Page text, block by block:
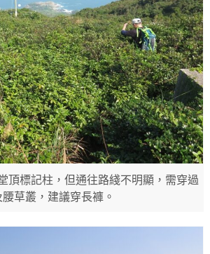
頂標記柱，但通往路綫不明顯，需穿過
腰草叢，建議穿長褲。